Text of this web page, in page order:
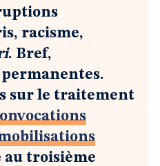
racisme,
. Bref,
sur le traitement
au troisième